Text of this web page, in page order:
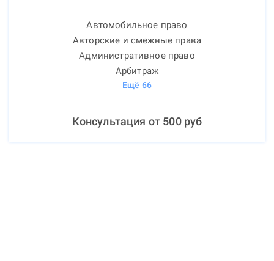
Автомобильное право
Авторские и смежные права
Административное право
Арбитраж
Ещё 66
Консультация от 500руб